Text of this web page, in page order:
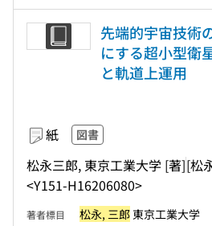
先端的宇宙技術
にする超小型衛
と軌道上運用
紙 図書
松永三郎, 東京工業大学 [著][松
<Y151-H16206080>
著者標目 松永, 三郎 東京工業大学